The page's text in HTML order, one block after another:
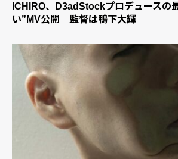
ICHIRO、D3adStockプロデュースの
い”MV公開 監督は鴨下大輝